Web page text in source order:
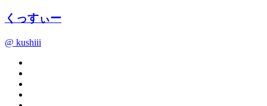
くっすぃー
@ kushiii